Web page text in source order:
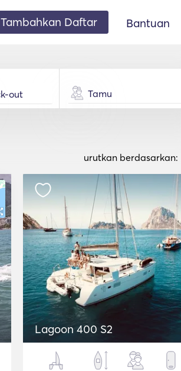
Tambahkan Daftar Bantuan
Tamu
urutkan berdasarkan:
Lagoon 400 S2